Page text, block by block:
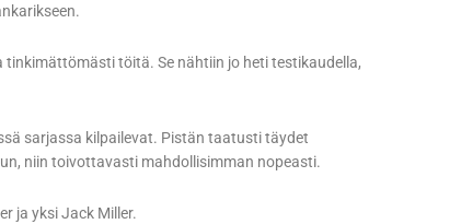
töitä. Se nähtiin jo heti testikaudella,
sarjassa kilpailevat. Pistän taatusti täydet
niin toivottavasti mahdollisimman nopeasti.
ja yksi Jack Miller.